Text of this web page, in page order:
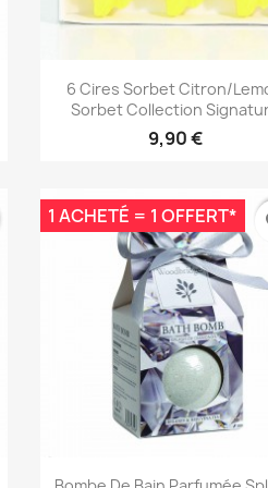
Aperçu rapide
6 Cires Sorbet Citron/
Sorbet Collection
9,90 €
Aperçu rapide
1 ACHETÉ = 1 OFFERT*